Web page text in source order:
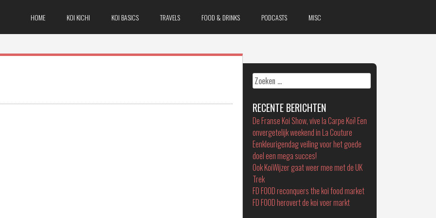
HOME KOI KICHI KOI BASICS TRAVELS FOOD & DRINKS PODCASTS MISC
Zoeken
naar:
RECENTE BERICHTEN
De Franse Koi Show, vive la Carpe Koï! Een
onvergetelijk weekend in La Couture
Eenkleurigendag veiling voor het goede
doel een mega succes!
Ook KoiWijzer gaat weer mee met de UK
Trek
FD FOOD reconquers the koi food market
FD FOOD herovert de koi voer markt